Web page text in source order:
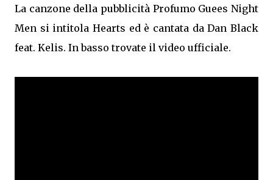
La canzone della pubblicità Profumo Guees Night
Men si intitola Hearts ed è cantata da Dan Black
feat. Kelis. In basso trovate il video ufficiale.